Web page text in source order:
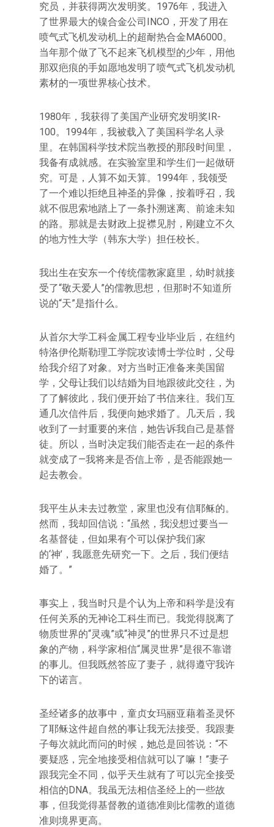
究员，并获得两次发明奖。1976年，我进入
了世界最大的镍合金公司INCO，开发了用在
喷气式飞机发动机上的超耐热合金MA6000。
当年那个做了飞不起来飞机模型的少年，用他
那双疤痕的手如愿地发明了喷气式飞机发动机
素材的一项世界核心技术。
1980年，我获得了美国产业研究发明奖IR-
100。1994年，我被载入了美国科学名人录
里。在韩国科学技术院当教授的那段时间里，
我备有成就感。在实验室里和学生们一起做研
究。可是，人算不如天算。1994年，我领受
了一个难以拒绝且神圣的异像，按着呼召，我
就不假思索地踏上了一条扑溯迷离、前途未知
的路。那就是去财政上捉襟见肘，刚建立不久
的地方性大学（韩东大学）担任校长。
我出生在安东一个传统儒教家庭里，幼时就接
受了“敬天爱人”的儒教思想，但那时不知道所
说的“天”是指什么。
从首尔大学工科金属工程专业毕业后，在纽约
特洛伊伦斯勒理工学院攻读博士学位时，父母
给我介绍了对象。对方当时正准备来美国留
学，父母让我们以结婚为目地跟彼此交往，为
了了解彼此，我们便开始了书信来往。我们互
通几次信件后，我便向她求婚了。几天后，我
收到了一封重要的来信，她告诉我自己是基督
徒。所以，当时决定我们能否走在一起的条件
就变成了—我将来是否信上帝，是否能跟她一
起去教会。
我平生从未去过教堂，家里也没有信耶稣的。
然而，我却回信说：“虽然，我没想过要当一
名基督徒，但如果有个可以保护我们家
的‘神’，我愿意先研究一下。之后，我们便结
婚了。”
事实上，我当时只是个认为上帝和科学是没有
任何关系的无神论工科生而已。我觉得脱离了
物质世界的“灵魂”或“神灵”的世界只不过是想
象的产物，科学家相信“属灵世界”是很不靠谱
的事儿。但我既然答应了妻子，就得遵守我许
下的诺言。
圣经诸多的故事中，童贞女玛丽亚藉着圣灵怀
了耶稣这件超自然的事让我无法接受。我跟妻
子每次就此而问的时候，她总是回答说：“不
要疑惑，完全地接受相信就可以了嘛！”妻子
跟我完全不同，似乎天生就有了可以完全接受
相信的DNA。我虽无法相信圣经上的一些故
事，但我觉得基督教的道德准则比儒教的道德
准则境界更高。